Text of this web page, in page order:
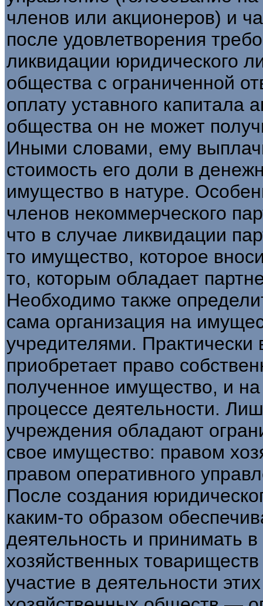
членов или акционеров) и
после удовлетворения
ликвидации юридического
общества с ограниченной
оплату уставного капитала
общества он не может
Иными словами, ему
стоимость его доли в
имущество в натуре.
членов некоммерческого
что в случае ликвидации
то имущество, которое
то, которым обладает
Необходимо также
сама организация на
учредителями. Практически
приобретает право
полученное имущество, и
процессе деятельности.
учреждения обладают
свое имущество: правом
правом оперативного
После создания
каким-то образом
деятельность и принимать
хозяйственных
участие в деятельности